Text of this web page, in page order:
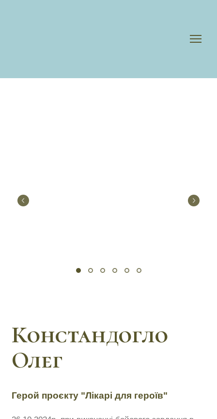
Констандогло
Олег
Герой проєкту "Лікарі для героїв"